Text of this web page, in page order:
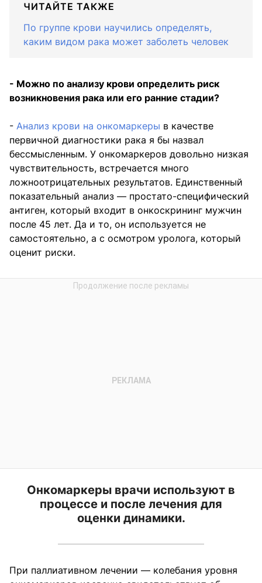
ЧИТАЙТЕ ТАКЖЕ
По группе крови научились определять,
каким видом рака может заболеть человек
- Можно по анализу крови определить риск
возникновения рака или его ранние стадии?
- Анализ крови на онкомаркеры в качестве
первичной диагностики рака я бы назвал
бессмысленным. У онкомаркеров довольно низкая
чувствительность, встречается много
ложноотрицательных результатов. Единственный
показательный анализ — простато-специфический
антиген, который входит в онкоскрининг мужчин
после 45 лет. Да и то, он используется не
самостоятельно, а с осмотром уролога, который
оценит риски.
Онкомаркеры врачи используют в
процессе и после лечения для
оценки динамики.
При паллиативном лечении — колебания уровня